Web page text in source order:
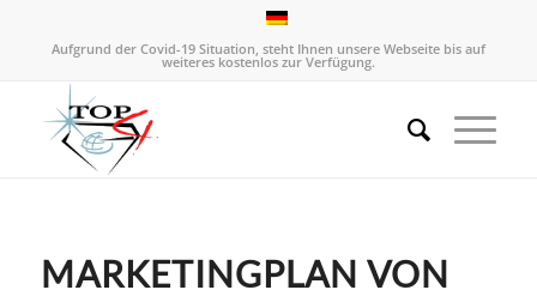
Aufgrund der Covid-19 Situation, steht Ihnen unsere Webseite bis auf
weiteres kostenlos zur Verfügung.
MARKETINGPLAN VON